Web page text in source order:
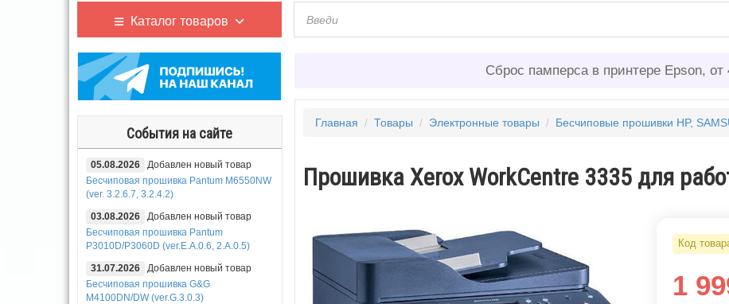
Каталог товаров
События на сайте
05.08.2026
Добавлен новый товар
Бесчиповая прошивка Pantum M6550NW
(ver. 3.2.6.7, 3.2.4.2)
03.08.2026
Добавлен новый товар
Бесчиповая прошивка Pantum
P3010D/P3060D (ver.E.A.0.6, 2.A.0.5)
31.07.2026
Добавлен новый товар
Бесчиповая прошивка G&G
M4100DN/DW (ver.G.3.0.3)
Сброс памперса в принтере Epson, от
Главная / Товары / Электронные товары / Бесчиповые прошивки HP,
Прошивка Xerox WorkCentre 3335 для
Код
1